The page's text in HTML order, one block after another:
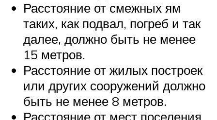
Расстояние от смежных ям
таких, как подвал, погреб и так
далее, должно быть не менее
15 метров.
Расстояние от жилых построек
или других сооружений должно
быть не менее 8 метров.
Расстояние от мест поселения